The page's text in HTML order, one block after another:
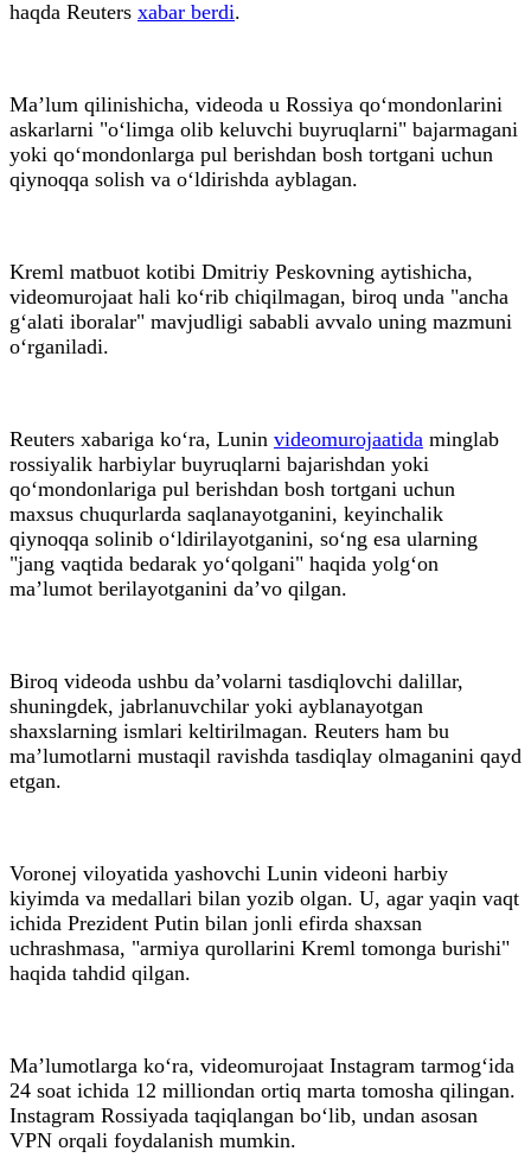
haqda Reuters xabar berdi.
Ma’lum qilinishicha, videoda u Rossiya qo‘mondonlarini
askarlarni "o‘limga olib keluvchi buyruqlarni" bajarmagani
yoki qo‘mondonlarga pul berishdan bosh tortgani uchun
qiynoqqa solish va o‘ldirishda ayblagan.
Kreml matbuot kotibi Dmitriy Peskovning aytishicha,
videomurojaat hali ko‘rib chiqilmagan, biroq unda "ancha
g‘alati iboralar" mavjudligi sababli avvalo uning mazmuni
o‘rganiladi.
Reuters xabariga ko‘ra, Lunin videomurojaatida minglab
rossiyalik harbiylar buyruqlarni bajarishdan yoki
qo‘mondonlariga pul berishdan bosh tortgani uchun
maxsus chuqurlarda saqlanayotganini, keyinchalik
qiynoqqa solinib o‘ldirilayotganini, so‘ng esa ularning
"jang vaqtida bedarak yo‘qolgani" haqida yolg‘on
ma’lumot berilayotganini da’vo qilgan.
Biroq videoda ushbu da’volarni tasdiqlovchi dalillar,
shuningdek, jabrlanuvchilar yoki ayblanayotgan
shaxslarning ismlari keltirilmagan. Reuters ham bu
ma’lumotlarni mustaqil ravishda tasdiqlay olmaganini qayd
etgan.
Voronej viloyatida yashovchi Lunin videoni harbiy
kiyimda va medallari bilan yozib olgan. U, agar yaqin vaqt
ichida Prezident Putin bilan jonli efirda shaxsan
uchrashmasa, "armiya qurollarini Kreml tomonga burishi"
haqida tahdid qilgan.
Ma’lumotlarga ko‘ra, videomurojaat Instagram tarmog‘ida
24 soat ichida 12 milliondan ortiq marta tomosha qilingan.
Instagram Rossiyada taqiqlangan bo‘lib, undan asosan
VPN orqali foydalanish mumkin.